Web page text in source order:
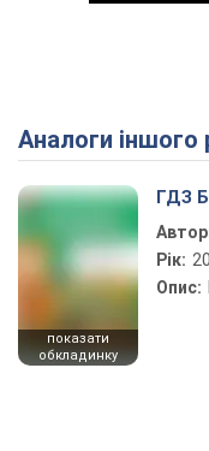
Аналоги
показати
обкладинку
ГДЗ
Рік:
Опис: